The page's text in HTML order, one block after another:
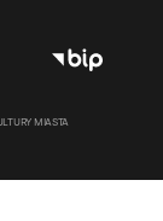
MIASTA